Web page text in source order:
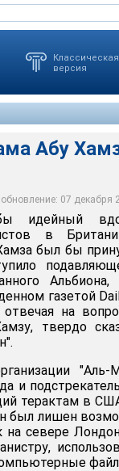
Классическая
версия
Абу
07 декабря
из страны
идейный
в
был бы
газетой
отвечая на
твердо
"Аль-
и
терактам в
был лишен
на севере